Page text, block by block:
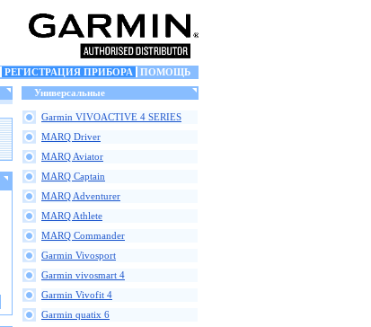
РЕГИСТРАЦИЯ ПРИБОРА
ПОМОЩЬ
Универсальные
Garmin VIVOACTIVE 4 SERIES
MARQ Driver
MARQ Aviator
MARQ Captain
MARQ Adventurer
MARQ Athlete
MARQ Commander
Garmin Vivosport
Garmin vivosmart 4
Garmin Vivofit 4
Garmin quatix 6